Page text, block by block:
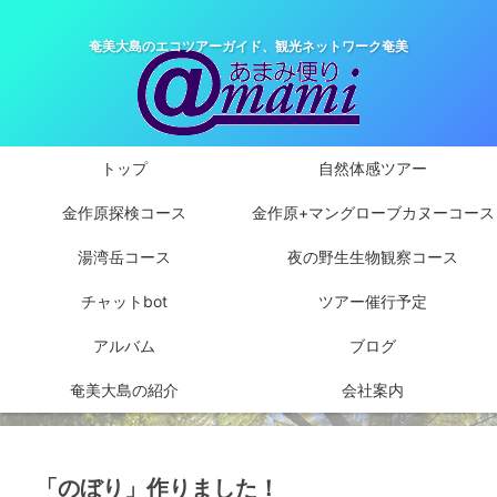
奄美大島のエコツアーガイド、観光ネットワーク奄美
トップ 自然体感ツアー
金作原探検コース 金作原+マングローブカヌーコース
湯湾岳コース 夜の野生生物観察コース
チャットbot ツアー催行予定
アルバム ブログ
奄美大島の紹介 会社案内
「のぼり」作りました！